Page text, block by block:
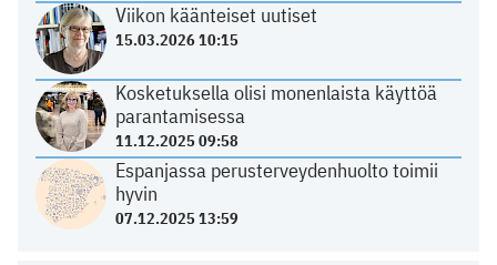
Viikon käänteiset uutiset
15.03.2026 10:15
Kosketuksella olisi monenlaista käyttöä
parantamisessa
11.12.2025 09:58
Espanjassa perusterveydenhuolto toimii
hyvin
07.12.2025 13:59